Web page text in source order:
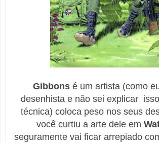
Gibbonsé um artista (como
desenhista e não sei explicar
técnica) coloca peso nos seus
você curtiu a arte dele em
seguramente vai ficar arrepiado